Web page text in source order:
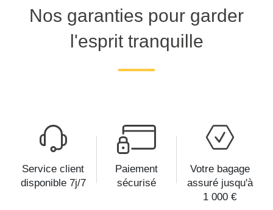
Nos garanties pour garder
l'esprit tranquille
Service client
disponible 7j/7
Paiement
sécurisé
Votre bagage
assuré jusqu'à
1 000 €